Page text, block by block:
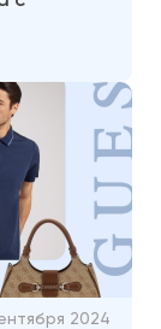
2024